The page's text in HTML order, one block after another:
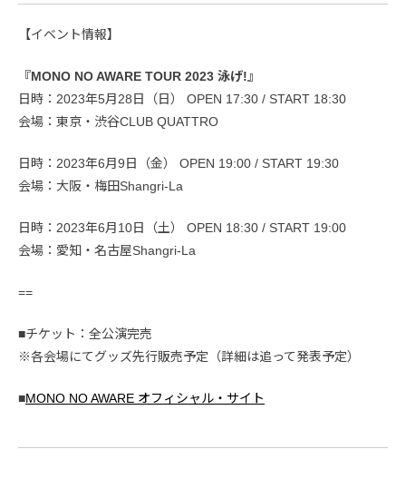
【イベント情報】
『MONO NO AWARE TOUR 2023 泳げ!』
日時：2023年5月28日（日） OPEN 17:30 / START 18:30
会場：東京・渋谷CLUB QUATTRO
日時：2023年6月9日（金） OPEN 19:00 / START 19:30
会場：大阪・梅田Shangri-La
日時：2023年6月10日（土） OPEN 18:30 / START 19:00
会場：愛知・名古屋Shangri-La
==
■チケット：全公演完売
※各会場にてグッズ先行販売予定（詳細は追って発表予定）
■MONO NO AWARE オフィシャル・サイト